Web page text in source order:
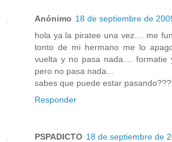
Anónimo 18 de septiembre de
hola ya la piratee una vez.... me
tonto de mi hermano me lo
vuelta y no pasa nada.... formatie
pero no pasa nada...
sabes que puede estar pasando???
Responder
PSPADICTO 18 de septiembre de